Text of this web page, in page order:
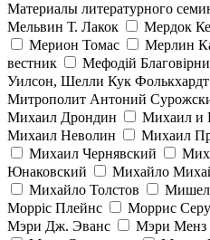
Материалы литературного
Мельвин Т. Лакок
Мердок
Мерион Томас
Мерлин
вестник
Мефодій
Уилсон, Шелли Кук Фолькхардт
Митрополит Антоний
Михаил Дрондин
Михаил и
Михаил Неволин
Михаил
Михаил Чернявский
Юнаковский
Михайло
Михайло Толстов
Морріс Плейнс
Моррис
Мэри Дж. Эванс
Мэри Менз